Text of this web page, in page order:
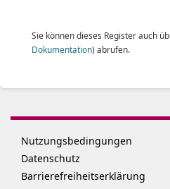
Sie können dieses Register auch
Dokumentation) abrufen.
Nutzungsbedingungen
Datenschutz
Barrierefreiheitserklärung